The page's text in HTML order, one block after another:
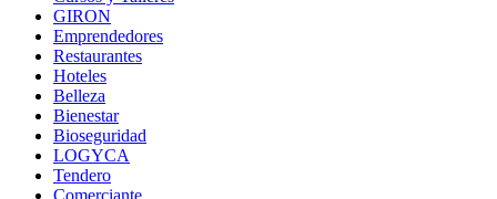
GIRON
Emprendedores
Restaurantes
Hoteles
Belleza
Bienestar
Bioseguridad
LOGYCA
Tendero